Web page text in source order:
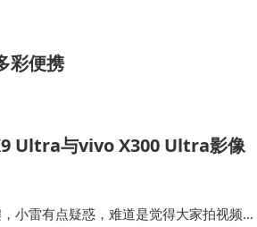
从…
彩便携
Ultra与vivo X300 Ultra影像
小雷有点疑惑，难道是觉得大家拍视频用